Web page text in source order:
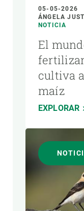
05-05-2026
ÁNGELA
NOTICIA
El
cultiva
maíz
EXPLORAR